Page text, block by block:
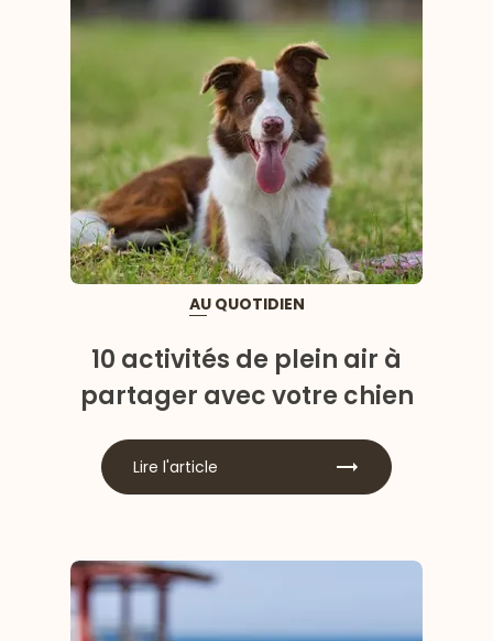
AU QUOTIDIEN
10 activités de plein air à
partager avec votre chien
Lire l'article